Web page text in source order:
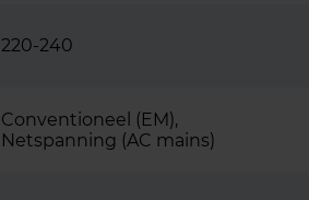
220-240
Conventioneel (EM),
Netspanning (AC mains)